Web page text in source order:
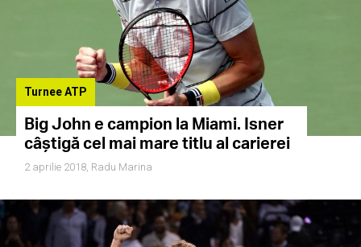
Turnee ATP
Big John e campion la Miami. Isner
câștigă cel mai mare titlu al carierei
2 aprilie 2018, Radu Marina